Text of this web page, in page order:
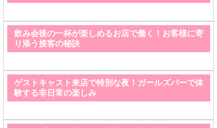
飲み会後の一杯が楽しめるお店で働く！お客様に寄
り添う接客の秘訣
ゲストキャスト来店で特別な夜！ガールズバーで体
験する非日常の楽しみ